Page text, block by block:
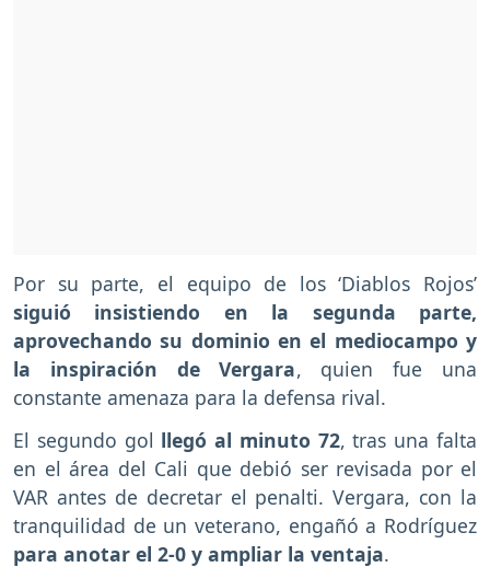
Por su parte, el equipo de los ‘Diablos Rojos’
siguió insistiendo en la segunda parte,
aprovechando su dominio en el mediocampo y
la inspiración de Vergara, quien fue una
constante amenaza para la defensa rival.
El segundo gol llegó al minuto 72, tras una falta
en el área del Cali que debió ser revisada por el
VAR antes de decretar el penalti. Vergara, con la
tranquilidad de un veterano, engañó a Rodríguez
para anotar el 2-0 y ampliar la ventaja.